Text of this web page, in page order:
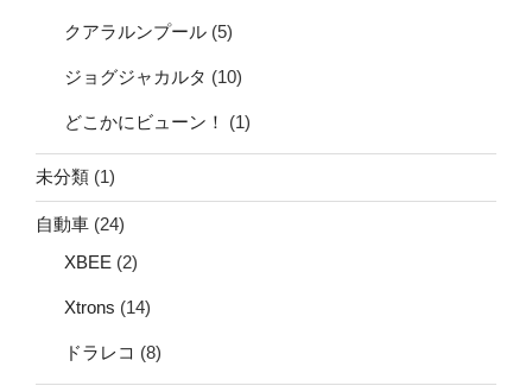
クアラルンプール (5)
ジョグジャカルタ (10)
どこかにビューン！ (1)
未分類 (1)
自動車 (24)
XBEE (2)
Xtrons (14)
ドラレコ (8)